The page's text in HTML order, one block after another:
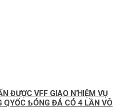
ĐƯỢC VFF GΙAO NꞪΙỆM VỤ
QΥỐC ƄÓNG ĐÁ CÓ 4 LẦN VÔ